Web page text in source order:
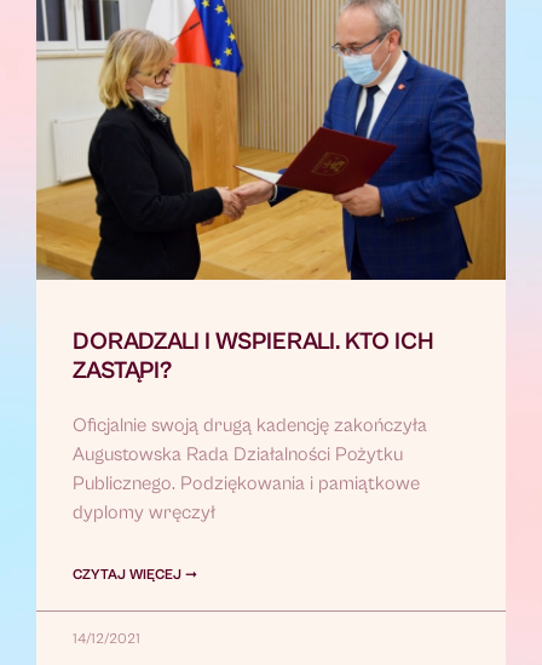
DORADZALI I WSPIERALI. KTO ICH
ZASTĄPI?
Oficjalnie swoją drugą kadencję zakończyła
Augustowska Rada Działalności Pożytku
Publicznego. Podziękowania i pamiątkowe
dyplomy wręczył
CZYTAJ WIĘCEJ ➞
14/12/2021